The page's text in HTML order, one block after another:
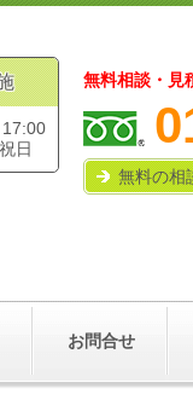
日
無料相談・見
無料の相
お問合せ